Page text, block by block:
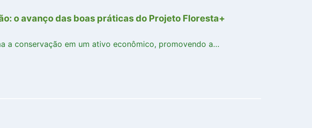
o avanço das boas práticas do Projeto Floresta+
a conservação em um ativo econômico, promovendo a…